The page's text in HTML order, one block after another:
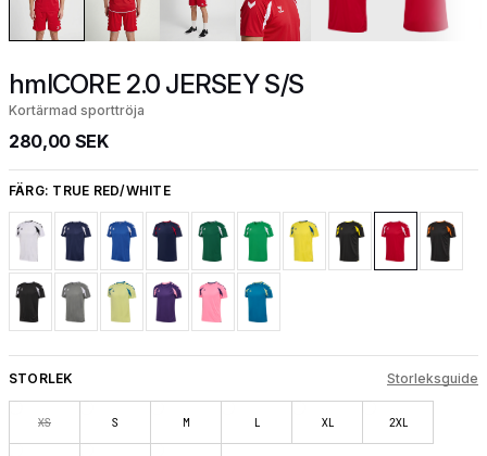
hmlCORE 2.0 JERSEY S/S
Kortärmad sporttröja
280,00 SEK
FÄRG: TRUE RED/WHITE
STORLEK Storleksguide
XS S M L XL 2XL